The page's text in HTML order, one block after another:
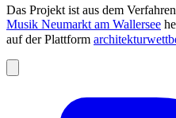
Das Projekt ist aus dem Verfahren
Musik Neumarkt am Wallersee
auf der Plattform